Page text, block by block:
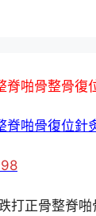
脊啪骨整骨復
脊啪骨復位針